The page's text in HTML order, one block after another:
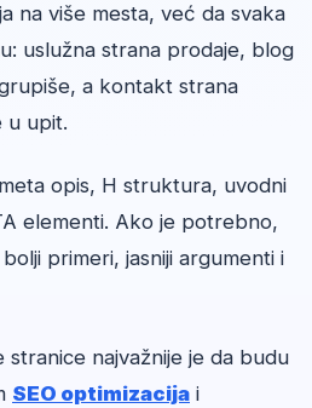
na više mesta, već da svaka
uslužna strana prodaje, blog
a kontakt strana
u upit.
opis, H struktura, uvodni
elementi. Ako je potrebno,
primeri, jasniji argumenti i
stranice najvažnije je da budu
SEO optimizacija i